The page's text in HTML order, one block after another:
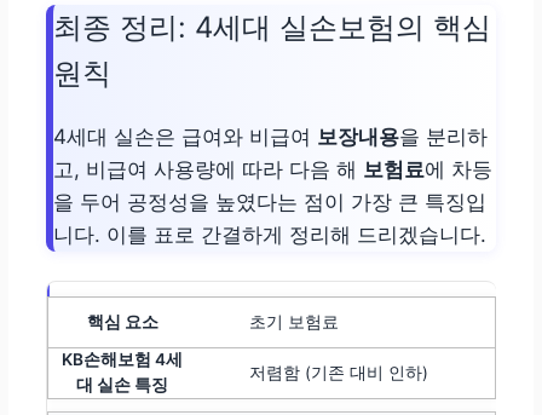
최종 정리: 4세대 실손보험의 핵심
원칙
4세대 실손은 급여와 비급여 보장내용을 분리하
고, 비급여 사용량에 따라 다음 해 보험료에 차등
을 두어 공정성을 높였다는 점이 가장 큰 특징입
니다. 이를 표로 간결하게 정리해 드리겠습니다.
초기 보험료
저렴함 (기존 대비 인하)